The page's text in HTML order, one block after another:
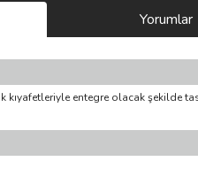
Yorumlar
entegre olacak şekilde